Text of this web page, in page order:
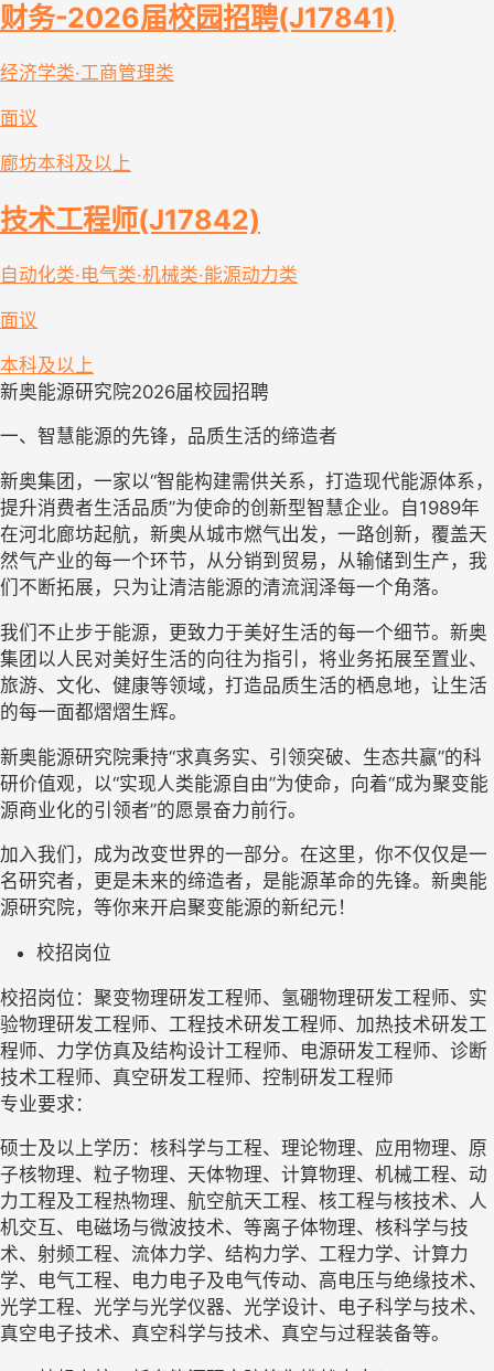
财务-2026届校园招聘(J17841)
经济学类·工商管理类
面议
廊坊本科及以上
技术工程师(J17842)
自动化类·电气类·机械类·能源动力类
面议
本科及以上
新奥能源研究院2026届校园招聘
一、 智慧能源的先锋，品质生活的缔造者
新奥集团，一家以“智能构建需供关系，打造现代能源体系，
提升消费者生活品质”为使命的创新型智慧企业。自1989年
在河北廊坊起航，新奥从城市燃气出发，一路创新，覆盖天
然气产业的每一个环节，从分销到贸易，从输储到生产，我
们不断拓展，只为让清洁能源的清流润泽每一个角落。
我们不止步于能源，更致力于美好生活的每一个细节。新奥
集团以人民对美好生活的向往为指引，将业务拓展至置业、
旅游、文化、健康等领域，打造品质生活的栖息地，让生活
的每一面都熠熠生辉。
新奥能源研究院秉持“求真务实、引领突破、生态共赢”的科
研价值观，以“实现人类能源自由”为使命，向着“成为聚变能
源商业化的引领者”的愿景奋力前行。
加入我们，成为改变世界的一部分。在这里，你不仅仅是一
名研究者，更是未来的缔造者，是能源革命的先锋。新奥能
源研究院，等你来开启聚变能源的新纪元！
校招岗位
校招岗位： 聚变物理研发工程师、 氢硼物理研发工程师、 实
验物理研发工程师、 工程技术研发工程师、 加热技术研发工
程师、 力学仿真及结构设计工程师、 电源研发工程师、 诊断
技术工程师、 真空研发工程师、 控制研发工程师
专业要求：
硕士及以上学历： 核科学与工程、理论物理、应用物理、原
子核物理、粒子物理、天体物理、计算物理、 机械工程、动
力工程及工程热物理、航空航天工程、核工程与核技术、 人
机交互、 电磁场与微波技术、等离子体物理、核科学与技
术、射频工程、 流体力学、结构力学、工程力学、计算力
学、 电气工程、电力电子及电气传动、高电压与绝缘技术、
光学工程、光学与光学仪器、光学设计、 电子科学与技术、
真空电子技术、真空科学与技术、真空与过程装备等。